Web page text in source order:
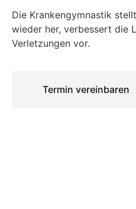
Die Krankengymnastik
wieder her, verbessert die
Verletzungen vor.
Termin vereinbaren